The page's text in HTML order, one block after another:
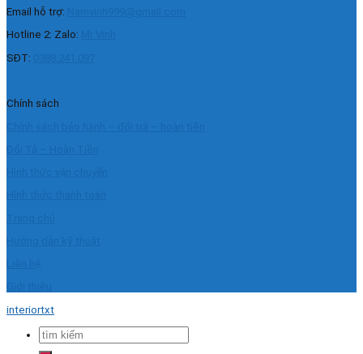
Email hỗ trợ:
Hotline 2: Zalo:
SĐT:
Chính sách
interiortxt
Tìm
kiếm: